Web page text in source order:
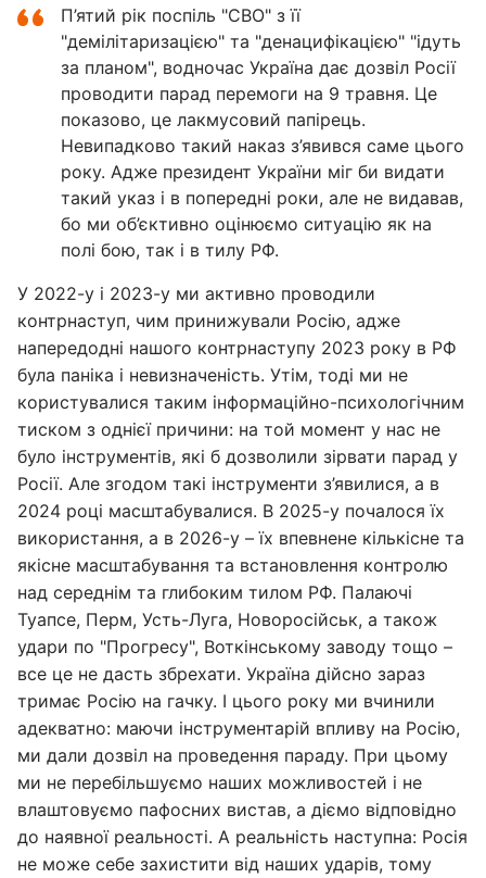
П’ятий рік поспіль "СВО" з її
"демілітаризацією" та "денацифікацією" "ідуть
за планом", водночас Україна дає дозвіл Росії
проводити парад перемоги на 9 травня. Це
показово, це лакмусовий папірець.
Невипадково такий наказ з’явився саме цього
року. Адже президент України міг би видати
такий указ і в попередні роки, але не видавав,
бо ми об’єктивно оцінюємо ситуацію як на
полі бою, так і в тилу РФ.
У 2022-у і 2023-у ми активно проводили
контрнаступ, чим принижували Росію, адже
напередодні нашого контрнаступу 2023 року в РФ
була паніка і невизначеність. Утім, тоді ми не
користувалися таким інформаційно-психологічним
тиском з однієї причини: на той момент у нас не
було інструментів, які б дозволили зірвати парад у
Росії. Але згодом такі інструменти з’явилися, а в
2024 році масштабувалися. В 2025-у почалося їх
використання, а в 2026-у – їх впевнене кількісне та
якісне масштабування та встановлення контролю
над середнім та глибоким тилом РФ. Палаючі
Туапсе, Перм, Усть-Луга, Новоросійськ, а також
удари по "Прогресу", Воткінському заводу тощо –
все це не дасть збрехати. Україна дійсно зараз
тримає Росію на гачку. І цього року ми вчинили
адекватно: маючи інструментарій впливу на Росію,
ми дали дозвіл на проведення параду. При цьому
ми не перебільшуємо наших можливостей і не
влаштовуємо пафосних вистав, а діємо відповідно
до наявної реальності. А реальність наступна: Росія
не може себе захистити від наших ударів, тому